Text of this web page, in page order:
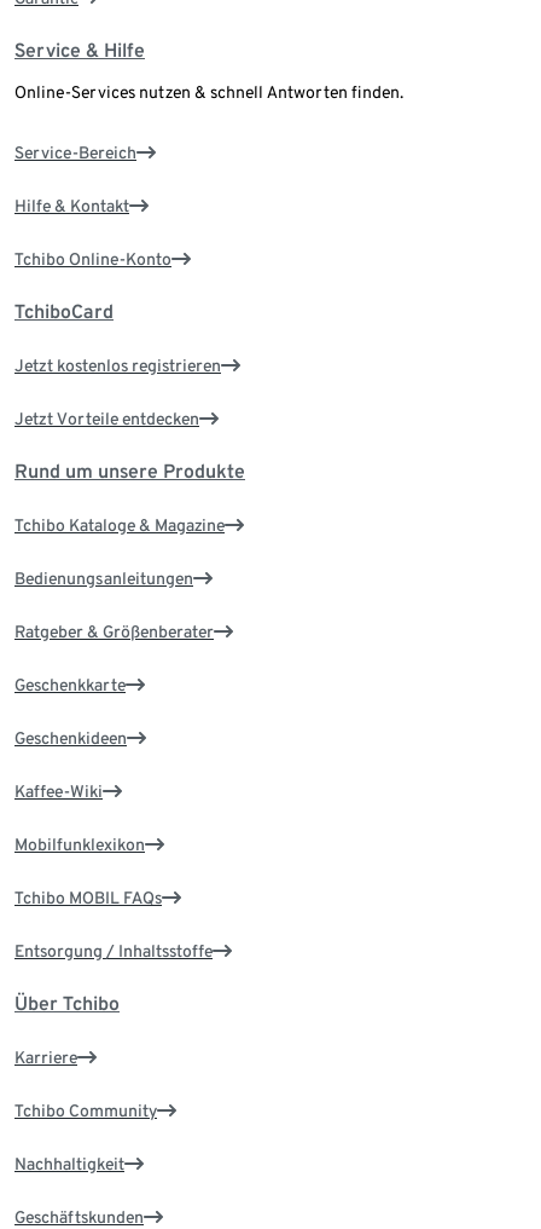
Service & Hilfe
Online-Services nutzen & schnell Antworten finden.
Service-Bereich
Hilfe & Kontakt
Tchibo Online-Konto
TchiboCard
Jetzt kostenlos registrieren
Jetzt Vorteile entdecken
Rund um unsere Produkte
Tchibo Kataloge & Magazine
Bedienungsanleitungen
Ratgeber & Größenberater
Geschenkkarte
Geschenkideen
Kaffee-Wiki
Mobilfunklexikon
Tchibo MOBIL FAQs
Entsorgung / Inhaltsstoffe
Über Tchibo
Karriere
Tchibo Community
Nachhaltigkeit
Geschäftskunden